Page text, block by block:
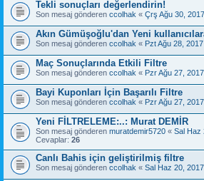
Tekli sonuçları değerlendirin!
Son mesaj gönderen ccolhak « Çrş Ağu 30,
Akın Gümüşoğlu'dan Yeni
Son mesaj gönderen ccolhak « Pzt Ağu 28,
Maç Sonuçlarında Etkili Filtre
Son mesaj gönderen ccolhak « Pzr Ağu 27,
Bayi Kuponları İçin Başarılı Filtre
Son mesaj gönderen ccolhak « Pzr Ağu 27,
Yeni FİLTRELEME:..: Murat DEMİR
Son mesaj gönderen muratdemir5720 « Sal Haz
Cevaplar: 26
Canlı Bahis için geliştirilmiş filtre
Son mesaj gönderen ccolhak « Sal Haz 20,